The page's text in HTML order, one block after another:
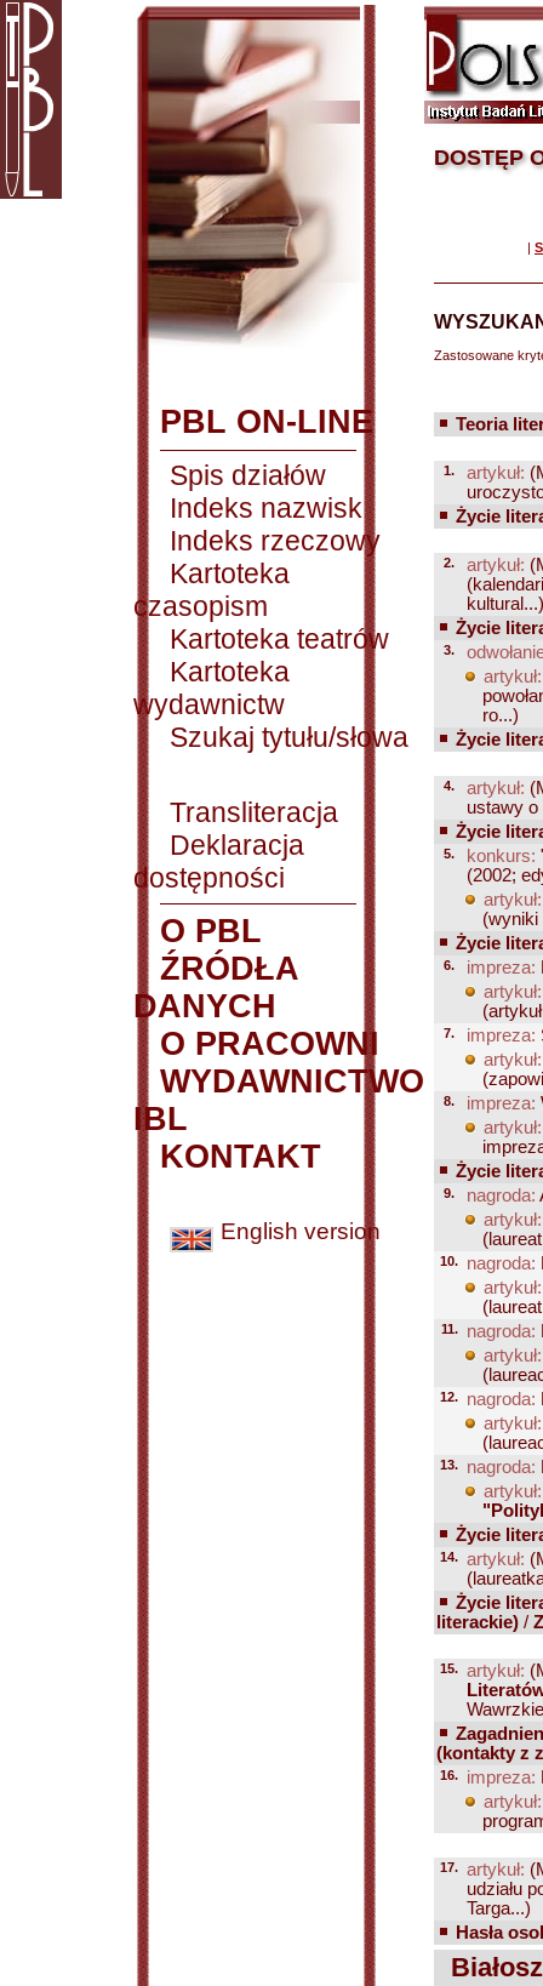
PBL ON-LINE
Spis działów
Indeks nazwisk
Indeks rzeczowy
Kartoteka
czasopism
Kartoteka teatrów
Kartoteka
wydawnictw
Szukaj tytułu/słowa
Transliteracja
Deklaracja
dostępności
O PBL
ŹRÓDŁA
DANYCH
O PRACOWNI
WYDAWNICTWO
IBL
KONTAKT
English version
DOSTĘP
|
Zastosowane
Teoria
1. artykuł:
Życie
2. artykuł:
kultural...)
Życie
3.
artykuł:
ro...)
Życie
4. artykuł:
ustawy
Życie
5. konkurs:
(2002;
artykuł:
(wyniki
Życie
6. impreza:
artykuł:
7. impreza:
artykuł:
8. impreza:
artykuł:
Życie
9. nagroda:
artykuł:
10. nagroda:
artykuł:
11. nagroda:
artykuł:
12. nagroda:
artykuł:
13. nagroda:
artykuł:
Życie
14. artykuł:
Życie
literackie) /
15. artykuł:
(kontakty z
16. impreza:
artykuł:
17. artykuł:
udziału
Targa...)
Hasła